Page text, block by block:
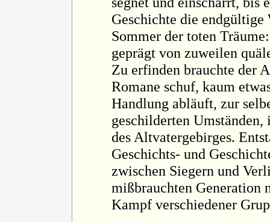
Geschichte die endgültige
Sommer der toten
geprägt von zuweilen
Zu erfinden brauchte der
Romane schuf, kaum
Handlung abläuft, zur
geschilderten
des Altvatergebirges.
Geschichts- und
zwischen Siegern und
mißbrauchten Generation
Kampf verschiedener